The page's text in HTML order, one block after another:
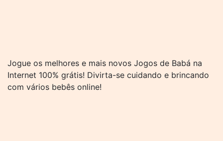
Jogue os melhores e mais novos Jogos de Babá na
Internet 100% grátis! Divirta-se cuidando e brincando
com vários bebês online!